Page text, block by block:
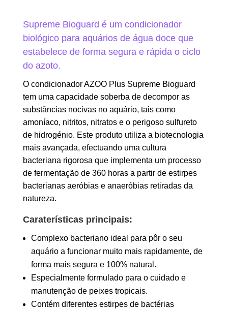
Supreme Bioguard é um condicionador
biológico para aquários de água doce que
estabelece de forma segura e rápida o ciclo
do azoto.
O condicionador AZOO Plus Supreme Bioguard
tem uma capacidade soberba de decompor as
substâncias nocivas no aquário, tais como
amoníaco, nitritos, nitratos e o perigoso sulfureto
de hidrogénio. Este produto utiliza a biotecnologia
mais avançada, efectuando uma cultura
bacteriana rigorosa que implementa um processo
de fermentação de 360 horas a partir de estirpes
bacterianas aeróbias e anaeróbias retiradas da
natureza.
Caraterísticas principais:
Complexo bacteriano ideal para pôr o seu
aquário a funcionar muito mais rapidamente, de
forma mais segura e 100% natural.
Especialmente formulado para o cuidado e
manutenção de peixes tropicais.
Contém diferentes estirpes de bactérias